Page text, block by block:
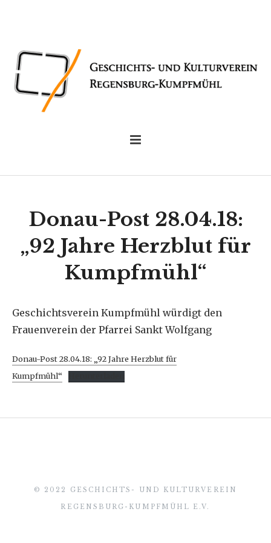
Donau-Post 28.04.18:
„92 Jahre Herzblut für
Kumpfmühl“
Geschichtsverein Kumpfmühl würdigt den
Frauenverein der Pfarrei Sankt Wolfgang
Donau-Post 28.04.18: „92 Jahre Herzblut für
Kumpfmühl“
© 2022 GESCHICHTS- UND KULTURVEREIN
REGENSBURG-KUMPFMÜHL E.V.